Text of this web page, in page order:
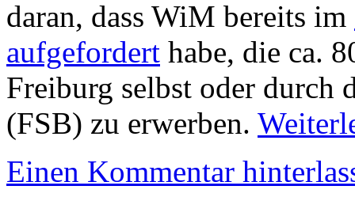
daran, dass WiM bereits im
aufgefordert habe, die ca.
Freiburg selbst oder durch
(FSB) zu erwerben.
Einen Kommentar